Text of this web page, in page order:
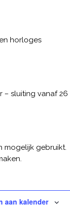
horloges
sluiting vanaf
mogelijk gebruikt.
aan kalender